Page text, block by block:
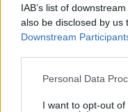
IAB’s list of
also be disclosed by us
Downstream
Please note that this
not limited to your visit
Personal Data
I want to opt-out
Το βίντεο